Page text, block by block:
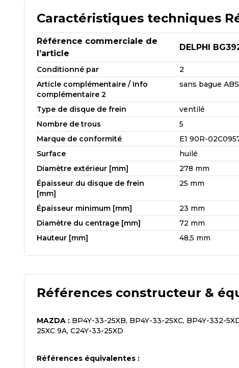
Caractéristiques techniques
Référence commerciale de
l’article
DELPHI
Conditionné par
2
Article complémentaire / Info
complémentaire 2
sans bague ABS
Type de disque de frein
ventilé
Nombre de trous
5
Marque de conformité
E1 90R-
Surface
huilé
Diamètre extérieur [mm]
278 mm
Épaisseur du disque de frein
[mm]
25 mm
Épaisseur minimum [mm]
23 mm
Diamètre du centrage [mm]
72 mm
Hauteur [mm]
48,5 mm
Références constructeur &
MAZDA : BP4Y-33-25XB, BP4Y-33-25XC, BP4Y-332-
25XC 9A, C24Y-33-25XD
Références équivalentes :